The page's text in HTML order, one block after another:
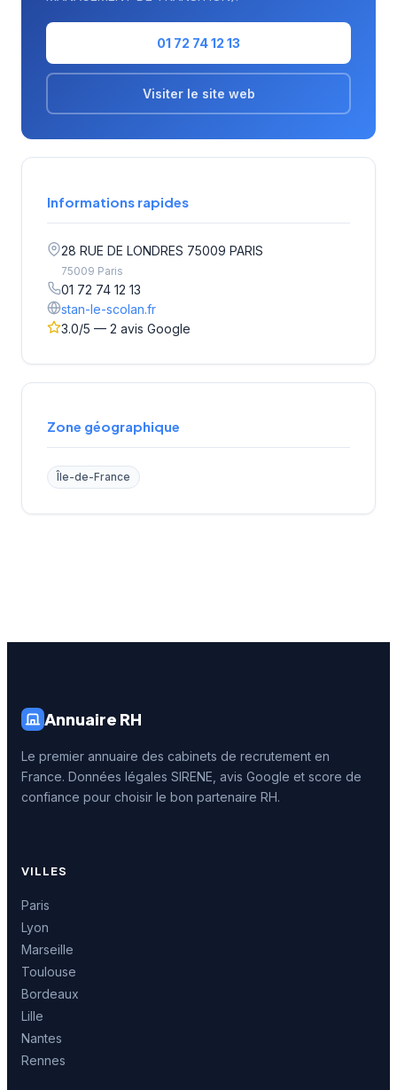
01 72 74 12 13
Visiter le site web
Informations rapides
28 RUE DE LONDRES 75009 PARIS
75009 Paris
01 72 74 12 13
stan-le-scolan.fr
3.0/5 — 2 avis Google
Zone géographique
Île-de-France
Annuaire RH
Le premier annuaire des cabinets de recrutement en
France. Données légales SIRENE, avis Google et score de
confiance pour choisir le bon partenaire RH.
VILLES
Paris
Lyon
Marseille
Toulouse
Bordeaux
Lille
Nantes
Rennes